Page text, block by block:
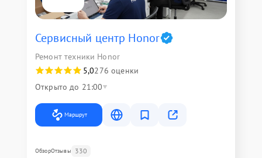
Сервисный центр Honor
Ремонт техники Honor
5,0276 оценки
Открыто до 21:00
Маршрут
ОбзорОтзывы 330